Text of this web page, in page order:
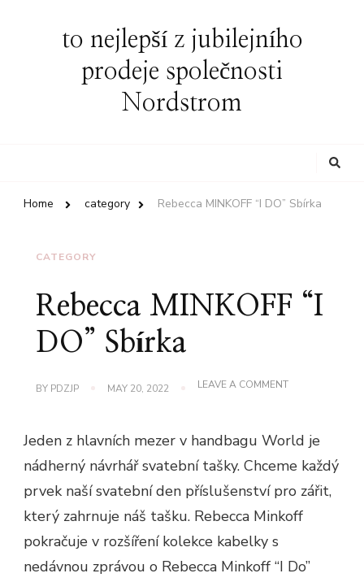
to nejlepší z jubilejního
prodeje společnosti
Nordstrom
Home category Rebecca MINKOFF “I DO” Sbírka
CATEGORY
Rebecca MINKOFF “I
DO” Sbírka
BY PDZJP MAY 20, 2022 LEAVE A COMMENTON
DO”
Jeden z hlavních mezer v handbagu World je
nádherný návrhář svatební tašky. Chceme každý
prvek naší svatební den příslušenství pro zářit,
který zahrnuje náš tašku. Rebecca Minkoff
pokračuje v rozšíření kolekce kabelky s
nedávnou zprávou o Rebecca Minkoff “I Do”